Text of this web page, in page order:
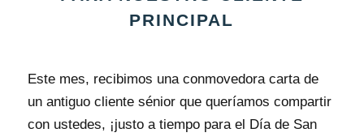
PRINCIPAL
Este mes, recibimos una conmovedora carta de
un antiguo cliente sénior que queríamos compartir
con ustedes, ¡justo a tiempo para el Día de San